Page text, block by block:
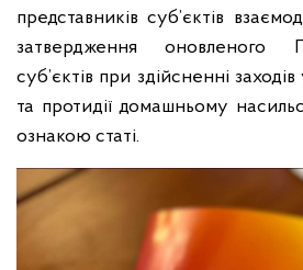
представників суб’єктів
затвердження оновленого
суб’єктів при здійсненні
та протидії домашньому
ознакою статі.